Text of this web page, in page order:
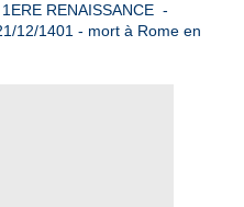
RENAISSANCE -
12/1401 - mort à Rome en